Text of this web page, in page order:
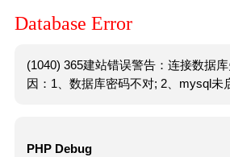
Database Error
(1040) 365建站错误警告：连接数据
因：1、数据库密码不对; 2、mysql未
PHP Debug